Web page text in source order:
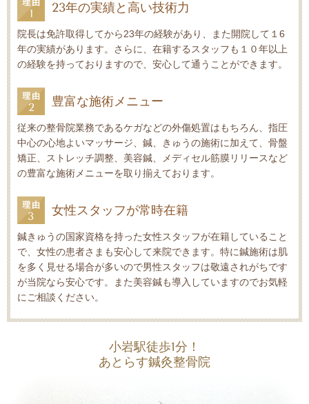
23年の実績と高い技術力
院長は免許取得してから23年の経験があり、また開院して１6
年の実績があります。さらに、在籍するスタッフも１０年以上
の経験を持っておりますので、安心して通うことができます。
豊富な施術メニュー
従来の整骨院業務であるケガなどの外傷処置はもちろん、指圧
中心の心地よいマッサージ、鍼、きゅうの施術に加えて、骨盤
矯正、ストレッチ調整、美容鍼、メディセル筋膜リリースなど
の豊富な施術メニューを取り揃えております。
女性スタッフが常時在籍
鍼きゅうの国家資格を持った女性スタッフが在籍していること
で、女性の患者さまも安心して来院できます。特に鍼施術は肌
を多く見せる場合が多いので男性スタッフは敬遠されがちです
が当院なら安心です。また美容鍼も導入していますのでお気軽
にご相談ください。
小岩駅徒歩1分！
あとらす鍼灸整骨院